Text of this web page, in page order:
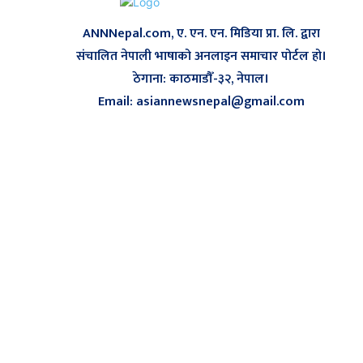
ANNNepal.com, ए. एन. एन. मिडिया प्रा. लि. द्वारा
संचालित नेपाली भाषाको अनलाइन समाचार पोर्टल हो।
ठेगाना: काठमाडौँ-३२, नेपाल।
Email: asiannewsnepal@gmail.com